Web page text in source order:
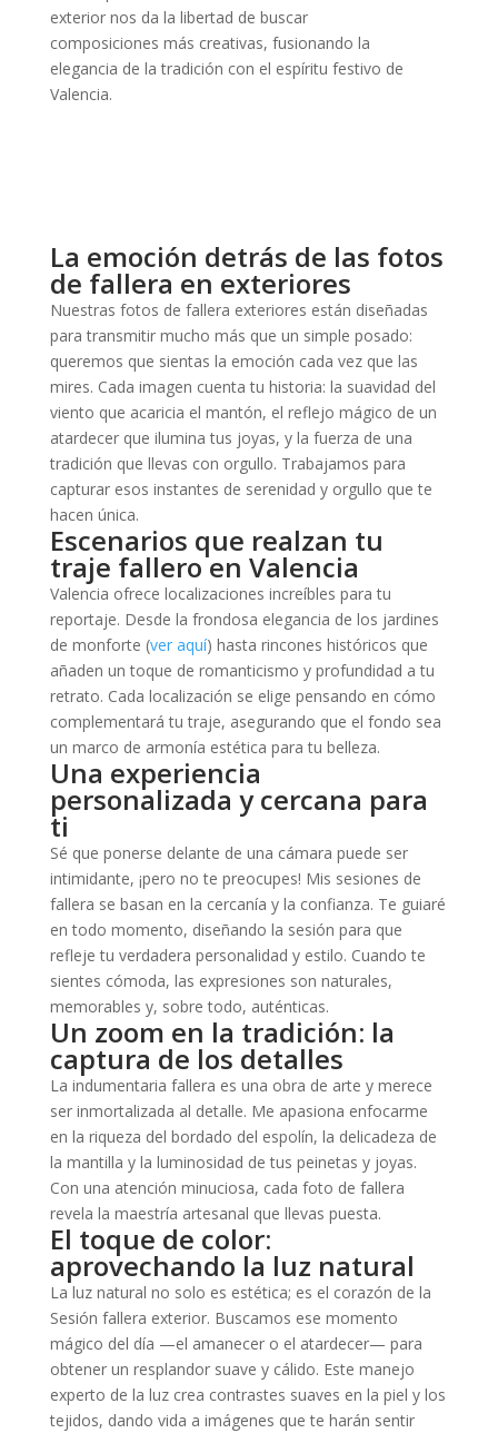
exterior nos da la libertad de buscar
composiciones más creativas, fusionando la
elegancia de la tradición con el espíritu festivo de
Valencia.
La emoción detrás de las fotos
de fallera en exteriores
Nuestras fotos de fallera exteriores están diseñadas
para transmitir mucho más que un simple posado:
queremos que sientas la emoción cada vez que las
mires. Cada imagen cuenta tu historia: la suavidad del
viento que acaricia el mantón, el reflejo mágico de un
atardecer que ilumina tus joyas, y la fuerza de una
tradición que llevas con orgullo. Trabajamos para
capturar esos instantes de serenidad y orgullo que te
hacen única.
Escenarios que realzan tu
traje fallero en Valencia
Valencia ofrece localizaciones increíbles para tu
reportaje. Desde la frondosa elegancia de los jardines
de monforte (ver aquí) hasta rincones históricos que
añaden un toque de romanticismo y profundidad a tu
retrato. Cada localización se elige pensando en cómo
complementará tu traje, asegurando que el fondo sea
un marco de armonía estética para tu belleza.
Una experiencia
personalizada y cercana para
ti
Sé que ponerse delante de una cámara puede ser
intimidante, ¡pero no te preocupes! Mis sesiones de
fallera se basan en la cercanía y la confianza. Te guiaré
en todo momento, diseñando la sesión para que
refleje tu verdadera personalidad y estilo. Cuando te
sientes cómoda, las expresiones son naturales,
memorables y, sobre todo, auténticas.
Un zoom en la tradición: la
captura de los detalles
La indumentaria fallera es una obra de arte y merece
ser inmortalizada al detalle. Me apasiona enfocarme
en la riqueza del bordado del espolín, la delicadeza de
la mantilla y la luminosidad de tus peinetas y joyas.
Con una atención minuciosa, cada foto de fallera
revela la maestría artesanal que llevas puesta.
El toque de color:
aprovechando la luz natural
La luz natural no solo es estética; es el corazón de la
Sesión fallera exterior. Buscamos ese momento
mágico del día —el amanecer o el atardecer— para
obtener un resplandor suave y cálido. Este manejo
experto de la luz crea contrastes suaves en la piel y los
tejidos, dando vida a imágenes que te harán sentir